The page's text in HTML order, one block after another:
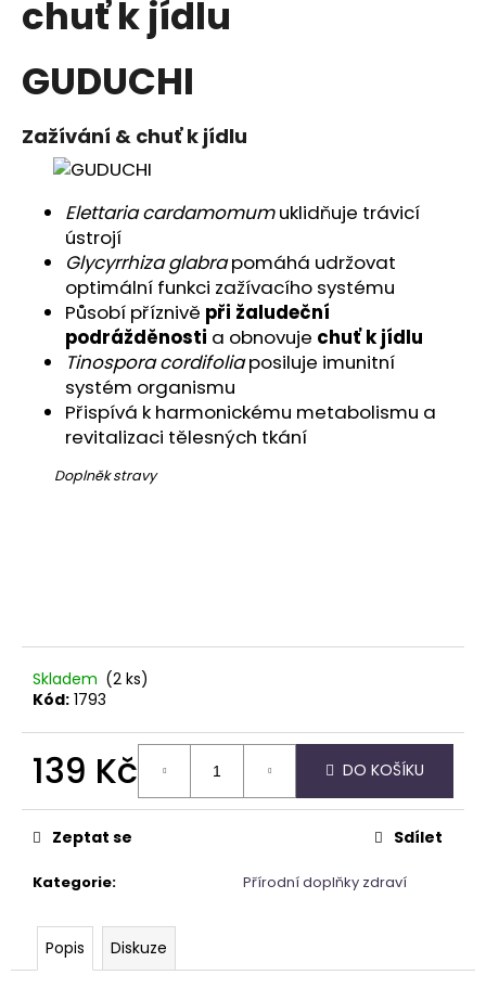
chuť k jídlu
GUDUCHI
Zažívání & chuť k jídlu
Elettaria cardamomum uklidňuje trávicí
ústrojí
Glycyrrhiza glabra pomáhá udržovat
optimální funkci zažívacího systému
Působí příznivě při žaludeční
podrážděnosti a obnovuje chuť k jídlu
Tinospora cordifolia posiluje imunitní
systém organismu
Přispívá k harmonickému metabolismu a
revitalizaci tělesných tkání
Doplněk stravy
Skladem (2 ks)
Kód: 1793
139 Kč
cena:
DO KOŠÍKU
Kategorie: Přírodní doplňky zdraví
Zeptat se Sdílet
Popis Diskuze
a
í
?
HLEDAT
KARTY
VODNÍCH
CHRÁMŮ
444
Kč